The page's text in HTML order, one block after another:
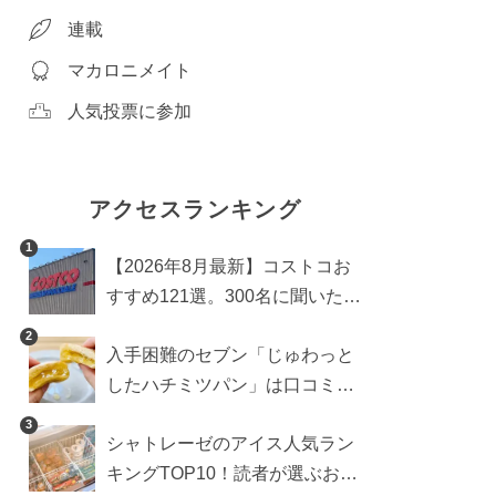
連載
マカロニメイト
人気投票に参加
アクセスランキング
1
【2026年8月最新】コストコお
すすめ121選。300名に聞いた買
め商品も
2
入手困難のセブン「じゅわっと
したハチミツパン」は口コミ通
検証
3
シャトレーゼのアイス人気ラン
キングTOP10！読者が選ぶおす